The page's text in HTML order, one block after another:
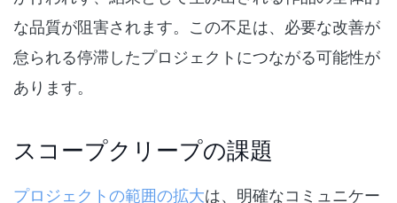
な品質が阻害されます。この不足は、必要な改善が
怠られる停滞したプロジェクトにつながる可能性が
あります。
スコープクリープの課題
プロジェクトの範囲の拡大は、明確なコミュニケー